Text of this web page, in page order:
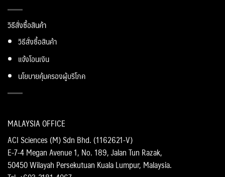
MALAYSIA OFFICE
ACI Sciences (M) Sdn Bhd. (1162621-V)
E-7-4 Megan Avenue 1, No. 189, Jalan Tun Razak,
50450 Wilayah Persekutuan Kuala Lumpur, Malaysia.
วิธีสั่งซื้อสินค้า
วิธีสั่งซื้อสินค้า
แจ้งโอนเงิน
นโยบายคุ้มครองผู้บริโภค